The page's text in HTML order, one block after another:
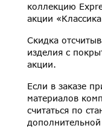
коллекцию
акции
Скидка
изделия с
акции.
Если в заказе
материалов
считаться по